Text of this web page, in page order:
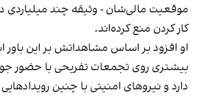
موقعیت مالی‌شان - وثیقه چند میلیاردی
کار کردن منع کرده‌اند.
او افزود بر اساس مشاهداتش بر این
بیشتری روی تجمعات تفریحی با حضور
دارد و نیروهای امنیتی با چنین